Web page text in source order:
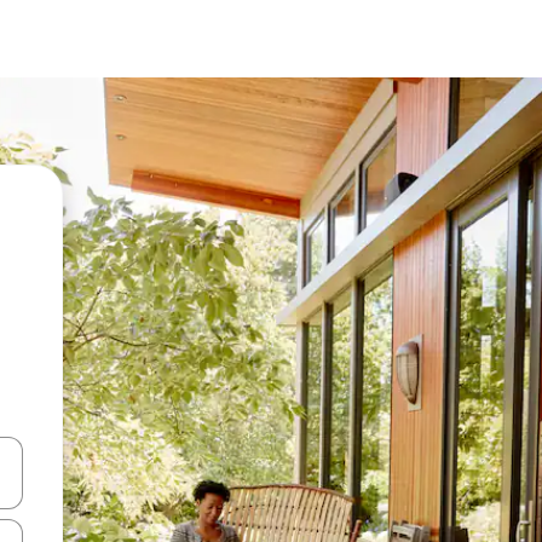
გამოიყენეთ კლავიშები ზემოთ/ქვემოთ მიმართული